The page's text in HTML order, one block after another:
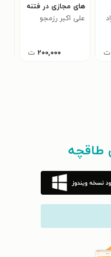
ت
های مجازی در فتنه
سال ۱۳۸۸
علی اکبر رزمجو
۲۰۰,۰۰۰ ت
طاقچه